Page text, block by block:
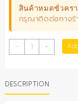
สินค้าหมดชั่วคร
กรุณาติดต่อทางร้
-
กระชอน
กรอง
+
DESCRIPTION